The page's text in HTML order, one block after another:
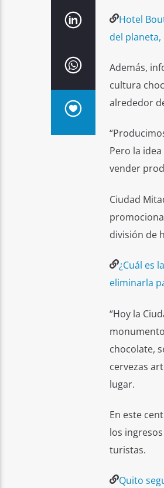
Hotel
del planeta,
Además,
cultura
alrededor
Pero la
vender
Ciudad
división de
¿Cuál es
eliminarla
“Hoy la
chocolate,
cervezas
lugar.
En este
los
turistas.
Quito